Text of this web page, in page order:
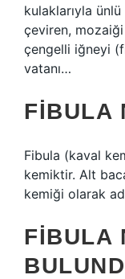
kulaklarıyla
çeviren,
çengelli iğneyi
vatanı…
FIBULA
Fibula (kaval
kemiktir. Alt
kemiği olarak
FIBULA